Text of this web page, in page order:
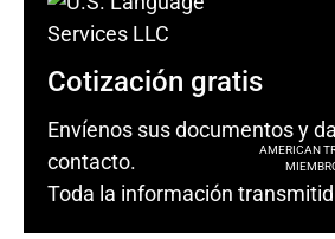
AMERICAN
Cotización gratis
Envíenos sus documentos y
contacto.
Toda la información